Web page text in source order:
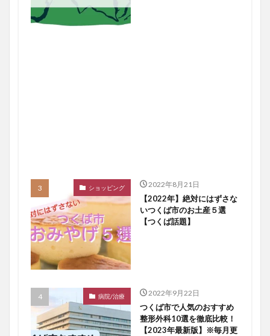
ショッピング 2022年8月21日
【2022年】絶対にはずさな
いつくば市のお土産５選
【つくば話題】
病院/治療 2022年9月22日
つくば市で人気のおすすめ
整形外科10選を徹底比較！
【2023年最新版】※毎月更